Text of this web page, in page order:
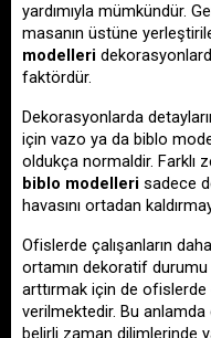
yardımıyla mümkündür.
masanın üstüne
modelleri
faktördür.
Dekorasyonlarda
için vazo ya da biblo
biblo modelleri sadece
havasını ortadan
Ofislerde çalışanların
ortamın dekoratif durumu
arttırmak için de
verilmektedir. Bu anlamda
belirli zaman dilimlerinde